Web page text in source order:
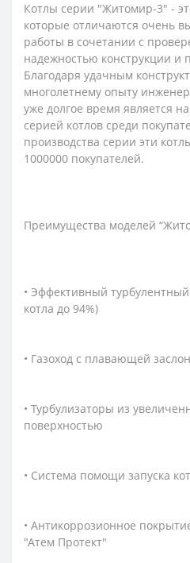
Котлы серии "Житомир-3" -
которые отличаются очень
работы в сочетании с
надежностью конструкции и
Благодаря удачным
многолетнему опыту
уже долгое время является
серией котлов среди
производства серии эти
1000000 покупателей.
Преимущества моделей
• Эффективный
котла до 94%)
• Газоход с плавающей
• Турбулизаторы из
поверхностью
• Система помощи запуска
• Антикоррозионное
"Атем Протект"